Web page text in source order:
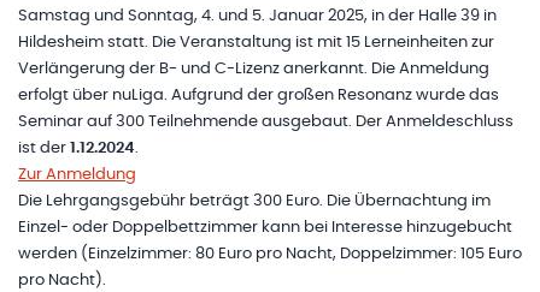
Samstag und Sonntag, 4. und 5. Januar 2025, in der Halle 39 in
Hildesheim statt. Die Veranstaltung ist mit 15 Lerneinheiten zur
Verlängerung der B- und C-Lizenz anerkannt. Die Anmeldung
erfolgt über nuLiga. Aufgrund der großen Resonanz wurde das
Seminar auf 300 Teilnehmende ausgebaut. Der Anmeldeschluss
ist der 1.12.2024.
Zur Anmeldung
Die Lehrgangsgebühr beträgt 300 Euro. Die Übernachtung im
Einzel- oder Doppelbettzimmer kann bei Interesse hinzugebucht
werden (Einzelzimmer: 80 Euro pro Nacht, Doppelzimmer: 105 Euro
pro Nacht).